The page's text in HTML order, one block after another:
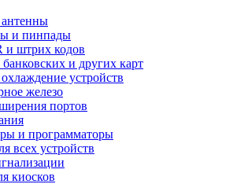
и пинпады
и штрих кодов
и других карт
устройств
железо
портов
и программаторы
всех устройств
киосков